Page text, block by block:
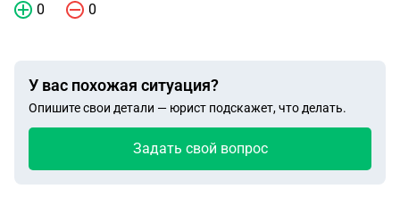
0 0
У вас похожая ситуация?
Опишите свои детали — юрист подскажет, что делать.
Задать свой вопрос